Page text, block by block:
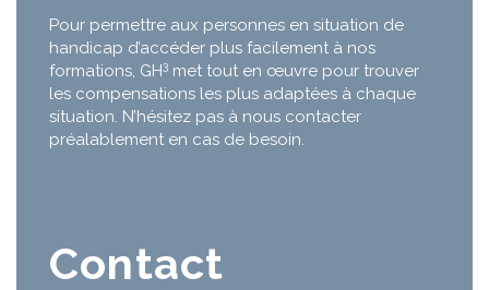
Pour permettre aux personnes en situation de
handicap d’accéder plus facilement à nos
formations, GH3 met tout en œuvre pour trouver
les compensations les plus adaptées à chaque
situation. N’hésitez pas à nous contacter
préalablement en cas de besoin.
Contact